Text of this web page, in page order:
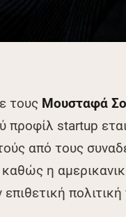
τους Μουσταφά
προφίλ startup
από τους
η
επιθετική